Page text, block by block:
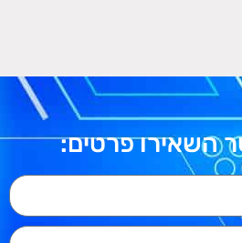
השאירו פרטים: